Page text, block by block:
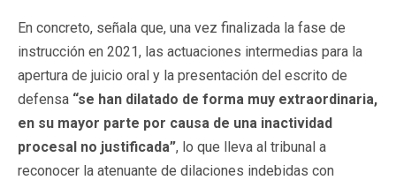
En concreto, señala que, una vez finalizada la fase de
instrucción en 2021, las actuaciones intermedias para la
apertura de juicio oral y la presentación del escrito de
defensa “se han dilatado de forma muy extraordinaria,
en su mayor parte por causa de una inactividad
procesal no justificada”, lo que lleva al tribunal a
reconocer la atenuante de dilaciones indebidas con